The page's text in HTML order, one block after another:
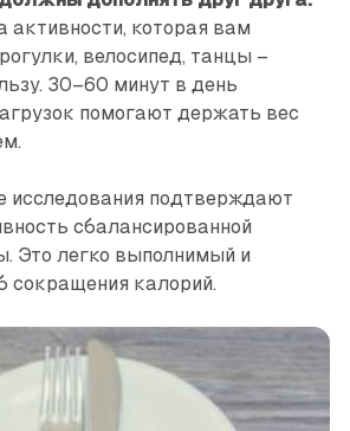
которая вам
велосипед, танцы –
30–60 минут в день
помогают держать вес
исследования подтверждают
сбалансированной
Это легко выполнимый и
сокращения калорий.